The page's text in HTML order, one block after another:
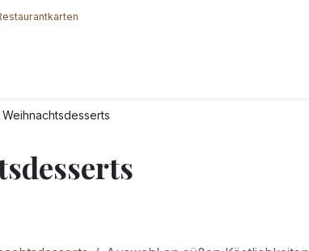
Weihnachtsdesserts